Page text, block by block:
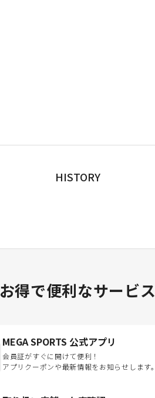
HISTORY
お得で便利なサービス
MEGA SPORTS 公式アプリ
会員証がすぐに開けて便利！
アプリクーポンや最新情報をお知らせします。